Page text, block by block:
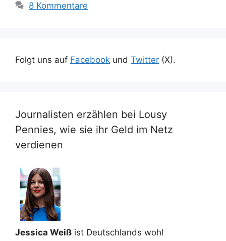
8 Kommentare
Folgt uns auf Facebook und Twitter (X).
Journalisten erzählen bei Lousy
Pennies, wie sie ihr Geld im Netz
verdienen
Jessica Weiß ist Deutschlands wohl